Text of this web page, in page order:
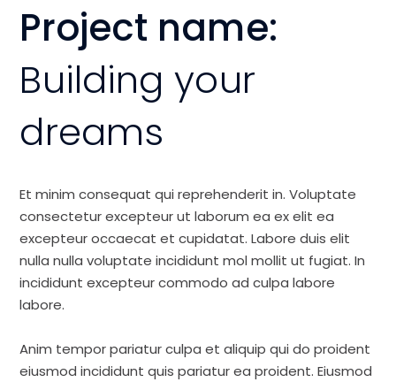
Project name:
Building your
dreams
Et minim consequat qui reprehenderit in. Voluptate
consectetur excepteur ut laborum ea ex elit ea
excepteur occaecat et cupidatat. Labore duis elit
nulla nulla voluptate incididunt mol mollit ut fugiat. In
incididunt excepteur commodo ad culpa labore
labore.
Anim tempor pariatur culpa et aliquip qui do proident
eiusmod incididunt quis pariatur ea proident. Eiusmod